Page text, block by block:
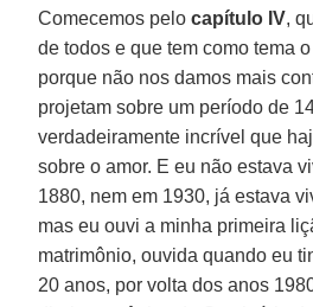
Comecemos pelocapítulo IV,
de todos e que tem como tema
porque não nos damos mais
projetam sobre um período de
verdadeiramente incrível que
sobre o amor. E eu não estava
1880, nem em 1930, já estava
mas eu ouvi a minha primeira
matrimônio, ouvida quando eu
20 anos, por volta dos anos